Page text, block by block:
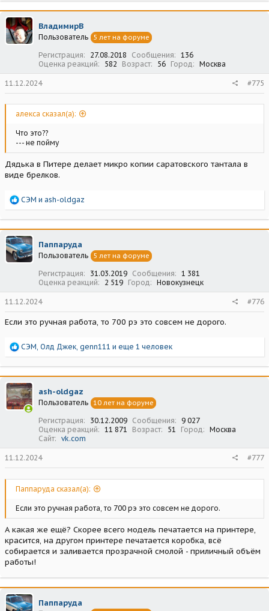
ВладимирВ
Пользователь 5 лет на форуме
Регистрация 27.08.2018 Сообщения
136
Оценка реакций
582 Возраст 56 Город Москва
11.12.2024 #775
алекса сказал(а):
Что это??
--- не пойму
Дядька в Питере делает микро копии саратовского тантала в
виде брелков.
Р
а
к
ц
и
и
СЭМ и ash-oldgaz
Паппаруда
Пользователь 5 лет на форуме
Регистрация 31.03.2019 Сообщения
1 381
Оценка реакций
2 519 Город Новокузнецк
11.12.2024 #776
Если это ручная работа, то 700 рэ это совсем не дорого.
Р
а
к
ц
и
и
СЭМ, Олд Джек, genn111 и еще 1 человек
ash-oldgaz
Пользователь 10 лет на форуме
Регистрация 30.12.2009 Сообщения
9 027
Оценка реакций
11 871 Возраст 51 Город
Москва
Сайт
vk.com
11.12.2024 #777
Паппаруда сказал(а):
Если это ручная работа, то 700 рэ это совсем не дорого.
А какая же ещё? Скорее всего модель печатается на принтере,
красится, на другом принтере печатается коробка, всё
собирается и заливается прозрачной смолой - приличный объём
работы!
Паппаруда